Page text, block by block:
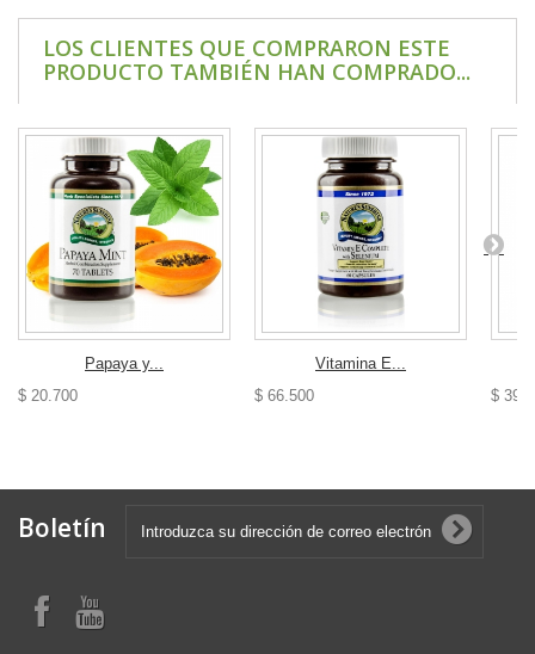
LOS CLIENTES QUE COMPRARON ESTE
PRODUCTO TAMBIÉN HAN COMPRADO...
Papaya y...
$ 20.700
Vitamina E...
$ 66.500
$
Boletín